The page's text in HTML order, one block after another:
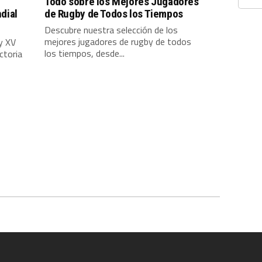
XV
de Rugby de Todos los Tiempos
Descubre nuestra selección de los
mejores jugadores de rugby de todos
los tiempos, desde...